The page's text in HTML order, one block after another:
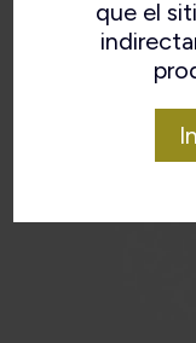
que el